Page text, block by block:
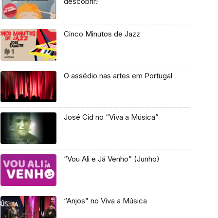
Cinco Minutos de Jazz
O assédio nas artes em Portugal
José Cid no “Viva a Música”
“Vou Ali e Já Venho” (Junho)
“Anjos” no Viva a Música